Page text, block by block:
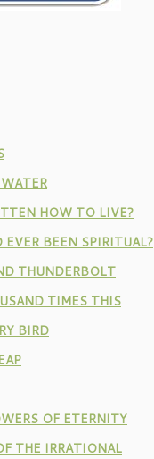
HOW TO LIVE?
BEEN SPIRITUAL?
THUNDERBOLT
TIMES THIS
BIRD
OF ETERNITY
THE IRRATIONAL